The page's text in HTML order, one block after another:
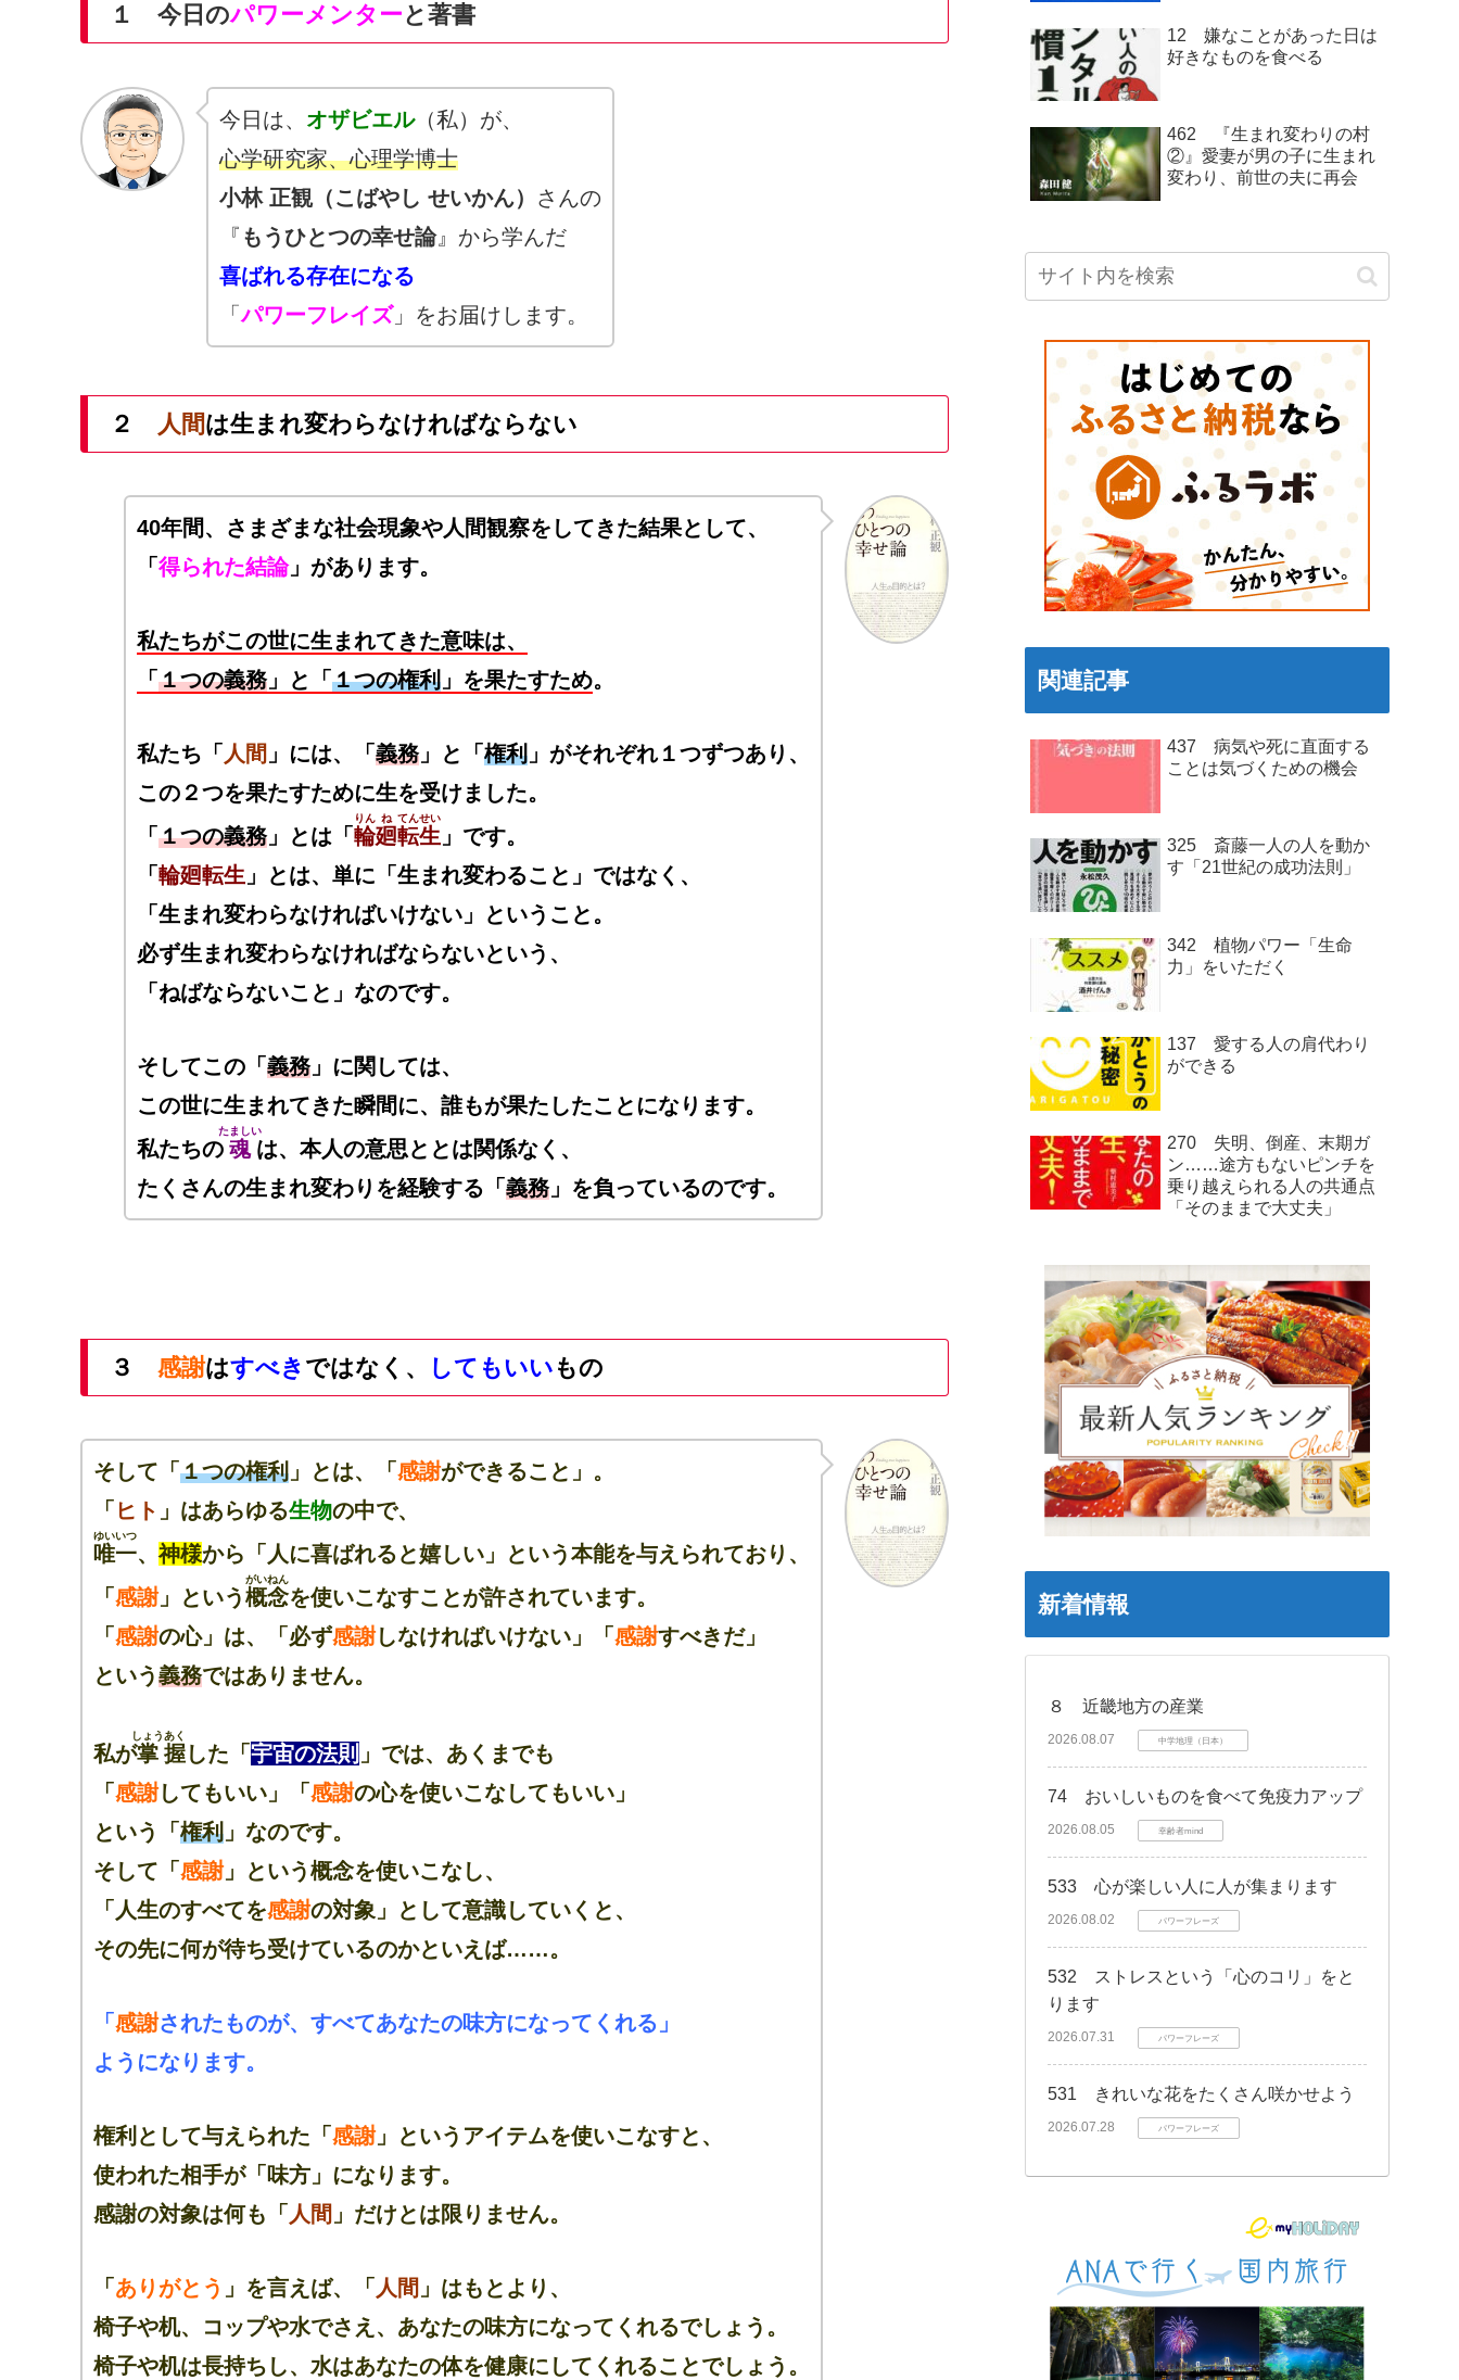
１ 今日のパワーメンターと著書
今日は、 オザビエル（私）が、
心学研究家、心理学博士
小林 正観（こばやし せいかん） さんの
『 もうひとつの幸せ論』から学んだ
喜ばれる存在になる
「パワーフレイズ」をお届けします。
２ 人間は生まれ変わらなければならない
40年間、さまざまな社会現象や人間観察をしてきた結果として、
「 得られた結論」があります。
私たちがこの世に生まれてきた意味は、
「 １つの義務」と「 １つの権利 」を果たすため。
私たち「 人間 」には、「 義務」と「 権利 」がそれぞれ１つずつあり、
この２つを果たすために生を受けました。
「 １つの義務」とは「 輪
りん
廻
ね
転生
てんせい
」です。
「 輪廻転生 」とは、単に「生まれ変わること」ではなく、
「生まれ変わらなければいけない」ということ。
必ず生まれ変わらなければならないという、
「ねばならないこと」なのです。
そしてこの「 義務」に関しては、
この世に生まれてきた瞬間に、 誰もが果たしたことになります。
私たちの 魂
たましい
は、本人の意思ととは関係なく、
たくさんの生まれ変わりを経験する「 義務」を負っているのです。
３ 感謝はすべき ではなく、 してもいい もの
そして「 １つの権利 」とは、「 感謝ができること」。
「 ヒト 」はあらゆる生物の中で、
唯一
ゆいいつ
、神様から「人に喜ばれると嬉しい」という本能を与えられており、
「 感謝」という概念
がいねん
を使いこなすことが許されています。
「 感謝の心」は、「必ず感謝しなければいけない」「 感謝すべきだ」
という義務ではありません。
私が掌
しょう
握
あく
した「 宇宙の法則 」では、 あくまでも
「 感謝してもいい」「 感謝の心を使いこなしてもいい」
という「 権利 」なのです。
そして「 感謝」という概念を使いこなし、
「人生のすべてを感謝の対象」として意識していくと、
その先に何が待ち受けているのかといえば……。
「 感謝されたものが、すべてあなたの味方になってくれる」
ようになります。
権利として与えられた「 感謝」というアイテムを使いこなすと、
使われた相手が「味方」になります。
感謝の対象は何も「 人間 」だけとは限りません。
「 ありがとう 」を言えば、「 人間 」はもとより、
椅子や机、コップや水でさえ、あなたの味方になってくれるでしょう。
椅子や机は長持ちし、水はあなたの体を健康にしてくれることでしょう。
12 嫌なことがあった日は
好きなものを食べる
462 『生まれ変わりの村
②』愛妻が男の子に生まれ
変わり、前世の夫に再会
関連記事
437 病気や死に直面する
ことは気づくための機会
325 斎藤一人の人を動か
す「21世紀の成功法則」
342 植物パワー「生命
力」をいただく
137 愛する人の肩代わり
ができる
270 失明、倒産、末期ガ
ン……途方もないピンチを
乗り越えられる人の共通点
「そのままで大丈夫」
新着情報
８ 近畿地方の産業
2026.08.07 中学地理（日本）
74 おいしいものを食べて免疫力アップ
2026.08.05 幸齢者mind
533 心が楽しい人に人が集まります
2026.08.02 パワーフレーズ
532 ストレスという「心のコリ」をと
ります
2026.07.31 パワーフレーズ
531 きれいな花をたくさん咲かせよう
2026.07.28 パワーフレーズ